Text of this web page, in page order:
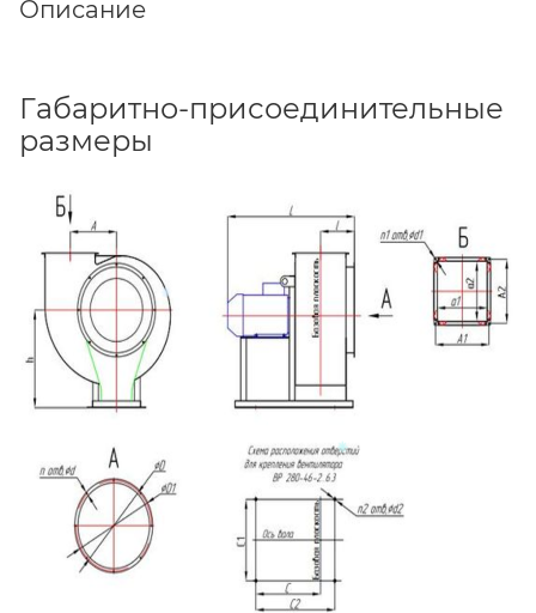
Описание
Габаритно-присоединительные
размеры